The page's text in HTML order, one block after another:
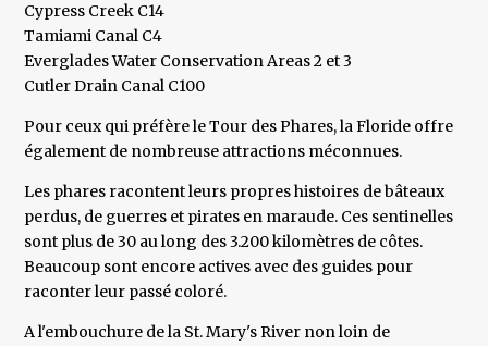
Cypress Creek C14
Tamiami Canal C4
Everglades Water Conservation Areas 2 et 3
Cutler Drain Canal C100
Pour ceux qui préfère le Tour des Phares, la Floride offre
également de nombreuse attractions méconnues.
Les phares racontent leurs propres histoires de bâteaux
perdus, de guerres et pirates en maraude. Ces sentinelles
sont plus de 30 au long des 3.200 kilomètres de côtes.
Beaucoup sont encore actives avec des guides pour
raconter leur passé coloré.
A l'embouchure de la St. Mary's River non loin de